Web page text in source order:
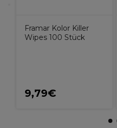
Framar Kolor Killer
Wipes 100 Stück
9,79€